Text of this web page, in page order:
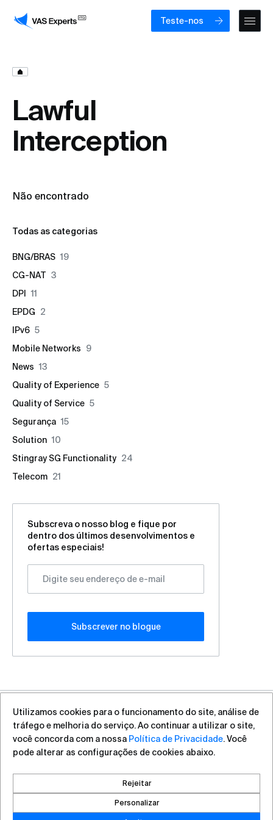
Teste-nos
Lawful
Interception
Não encontrado
Todas as categorias
BNG/BRAS 19
CG-NAT 3
DPI
11
EPDG
2
IPv6 5
Mobile Networks
9
News 13
Quality of Experience 5
Quality of Service 5
Segurança 15
Solution 10
Stingray SG Functionality 24
Telecom 21
Subscreva o nosso blog e fique por
dentro dos últimos desenvolvimentos e
ofertas especiais!
Subscrever no blogue
Direitos autorais ©2026, VAS Experts
Saint Petersburg, Liteyniy Avenue, 26A
Criado por DROZD.RED
+7 (812) 313-88-54 sales@vas.expert
Utilizamos cookies para o funcionamento do site, análise de
tráfego e melhoria do serviço. Ao continuar a utilizar o site,
você concorda com a nossa Política de Privacidade. Você
pode alterar as configurações de cookies abaixo.
Rejeitar
Personalizar